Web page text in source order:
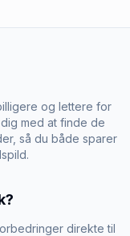
og lettere for
med at finde de
så du både sparer
direkte til